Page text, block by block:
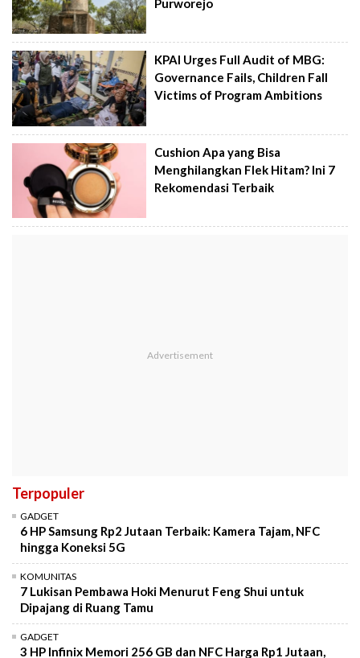
KPAI Urges Full Audit of MBG:
Governance Fails, Children Fall
Victims of Program Ambitions
Cushion Apa yang Bisa
Menghilangkan Flek Hitam? Ini 7
Rekomendasi Terbaik
Terpopuler
GADGET
6 HP Samsung Rp2 Jutaan Terbaik: Kamera Tajam, NFC
hingga Koneksi 5G
KOMUNITAS
7 Lukisan Pembawa Hoki Menurut Feng Shui untuk
Dipajang di Ruang Tamu
GADGET
3 HP Infinix Memori 256 GB dan NFC Harga Rp1 Jutaan,